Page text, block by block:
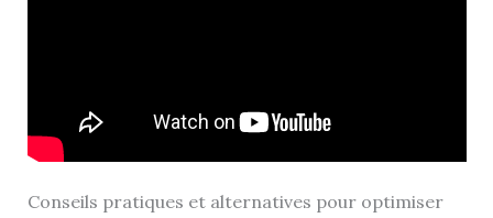
Conseils pratiques et alternatives pour optimiser